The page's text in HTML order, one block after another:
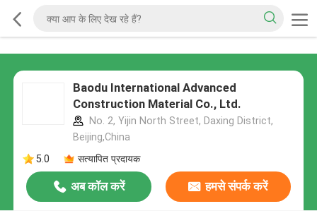
Baodu International Advanced
Construction Material Co., Ltd.
No. 2, Yijin North Street, Daxing District,
Beijing,China
5.0
सत्यापित प्रदायक
अब कॉल करें हमसे संपर्क करें